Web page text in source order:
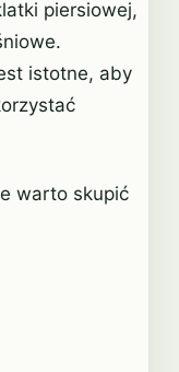
piersiowej,
istotne, aby
warto skupić